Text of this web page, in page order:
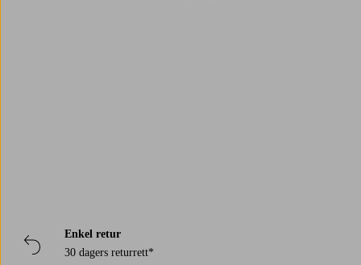
Enkel retur
30 dagers returrett*